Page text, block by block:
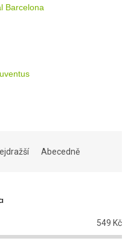
Barcelona
Abecedně
549 Kč